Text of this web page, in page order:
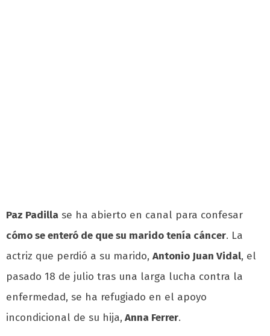
Paz Padilla se ha abierto en canal para confesar
cómo se enteró de que su marido tenía cáncer. La
actriz que perdió a su marido, Antonio Juan Vidal, el
pasado 18 de julio tras una larga lucha contra la
enfermedad, se ha refugiado en el apoyo
incondicional de su hija, Anna Ferrer.